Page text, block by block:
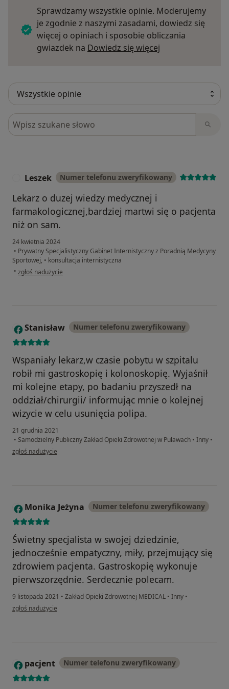
Sprawdzamy wszystkie opinie. Moderujemy
je zgodnie z naszymi zasadami, dowiedz się
więcej o opiniach i sposobie obliczania
gwiazdek na Dowiedz się więcej
Szukaj w opiniach
Leszek Numer telefonu zweryfikowany
Lekarz o duzej wiedzy medycznej i
farmakologicznej,bardziej martwi się o pacjenta
niż on sam.
24 kwietnia 2024
• Prywatny Specjalistyczny Gabinet Internistyczny z Poradnią Medycyny
Sportowej, • konsultacja internistyczna
• w opinii użytkownika Leszek
zgłoś nadużycie
S Stanisław Numer telefonu zweryfikowany
Wspaniały lekarz,w czasie pobytu w szpitalu
robił mi gastroskopię i kolonoskopię. Wyjaśnił
mi kolejne etapy, po badaniu przyszedł na
oddział/chirurgii/ informując mnie o kolejnej
wizycie w celu usunięcia polipa.
21 grudnia 2021
• Samodzielny Publiczny Zakład Opieki Zdrowotnej w Puławach • Inny •
w opinii użytkownika Stanisław
zgłoś nadużycie
M Monika Jeżyna Numer telefonu zweryfikowany
Świetny specjalista w swojej dziedzinie,
jednocześnie empatyczny, miły, przejmujący się
zdrowiem pacjenta. Gastroskopię wykonuje
pierwszorzędnie. Serdecznie polecam.
9 listopada 2021 • Zakład Opieki Zdrowotnej MEDICAL • Inny •
w opinii użytkownika Monika Jeżyna
zgłoś nadużycie
P pacjent Numer telefonu zweryfikowany